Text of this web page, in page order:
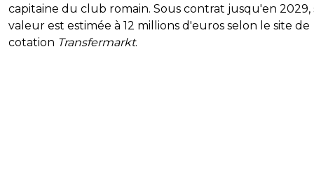
capitaine du club romain. Sous contrat jusqu'en 2029,
valeur est estimée à 12 millions d'euros selon le site de
cotation Transfermarkt.